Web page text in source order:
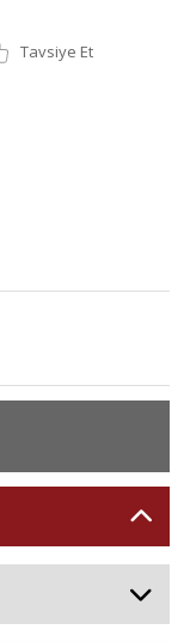
Tavsiye Et